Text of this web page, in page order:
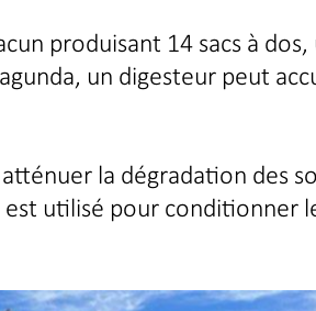
produisant 14 sacs à
un digesteur peut
la dégradation des
utilisé pour conditionner